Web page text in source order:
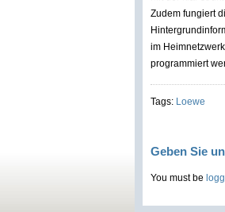
Zudem fungiert
im
programmiert
Tags: Loewe
Geben Sie
You must be